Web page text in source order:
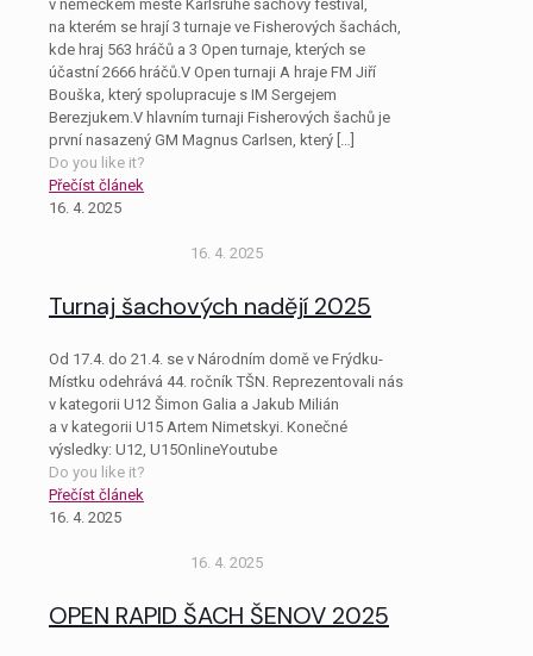
v německém městě Karlsruhe šachový festival,
na kterém se hrají 3 turnaje ve Fisherových šachách,
kde hraj 563 hráčů a 3 Open turnaje, kterých se
účastní 2666 hráčů.V Open turnaji A hraje FM Jiří
Bouška, který spolupracuje s IM Sergejem
Berezjukem.V hlavním turnaji Fisherových šachů je
první nasazený GM Magnus Carlsen, který […]
Do you like it?
Přečíst článek
16. 4. 2025
16. 4. 2025
Turnaj šachových nadějí 2025
Od 17.4. do 21.4. se v Národním domě ve Frýdku-
Místku odehrává 44. ročník TŠN. Reprezentovali nás
v kategorii U12 Šimon Galia a Jakub Milián
a v kategorii U15 Artem Nimetskyi. Konečné
výsledky: U12, U15OnlineYoutube
Do you like it?
Přečíst článek
16. 4. 2025
16. 4. 2025
OPEN RAPID ŠACH ŠENOV 2025